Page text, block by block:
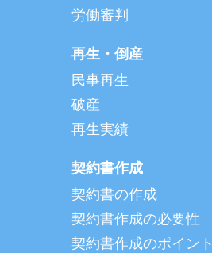
労働審判
再生・倒産
民事再生
破産
再生実績
契約書作成
契約書の作成
契約書作成の必要性
契約書作成のポイント